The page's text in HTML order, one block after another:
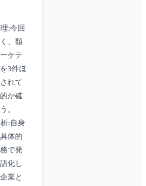
:今回
、類
ケテ
3件ほ
れて
か確
。
:自身
体的
で発
化し
業と